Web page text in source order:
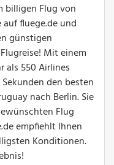
billigen Flug von
auf fluege.de und
günstigen
Mit einem
als 550 Airlines
den besten
nach Berlin. Sie
Flug
empfiehlt Ihnen
Konditionen.